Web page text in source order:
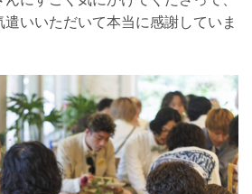
いいただいて本当に感謝していま